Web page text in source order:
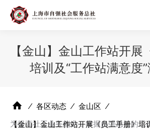
【金山】金山工作站开展
培训及“工作站满意度
⁄ 各区动态 ⁄ 金山区 ⁄
【金山】金山工作站开展《员工手册》培
为提高社工业务能力，掌握自强总社的工